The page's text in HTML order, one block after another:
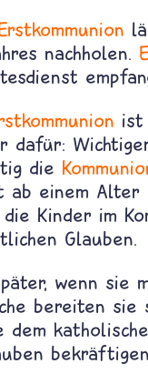
nachholen.
ist
dafür:
die
ab einem Alter
Kinder im
Glauben.
wenn sie
bereiten